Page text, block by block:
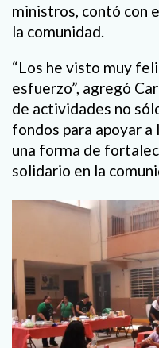
ministros, contó con
la comunidad.
“Los he visto muy
esfuerzo”, agregó
de actividades no
fondos para apoyar
una forma de
solidario en la